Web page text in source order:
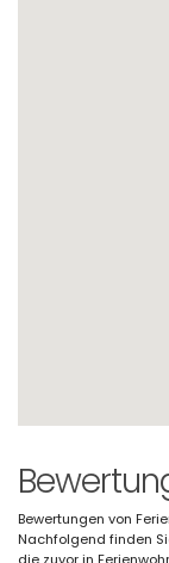
Bewertungen von
Nachfolgend finden